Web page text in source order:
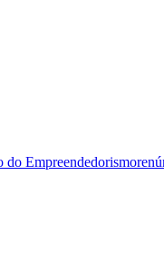
do Empreendedorismo